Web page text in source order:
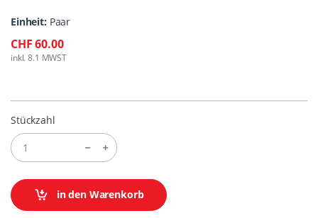
Einheit: Paar
CHF 60.00
inkl. 8.1 MWST
Stückzahl
in den Warenkorb